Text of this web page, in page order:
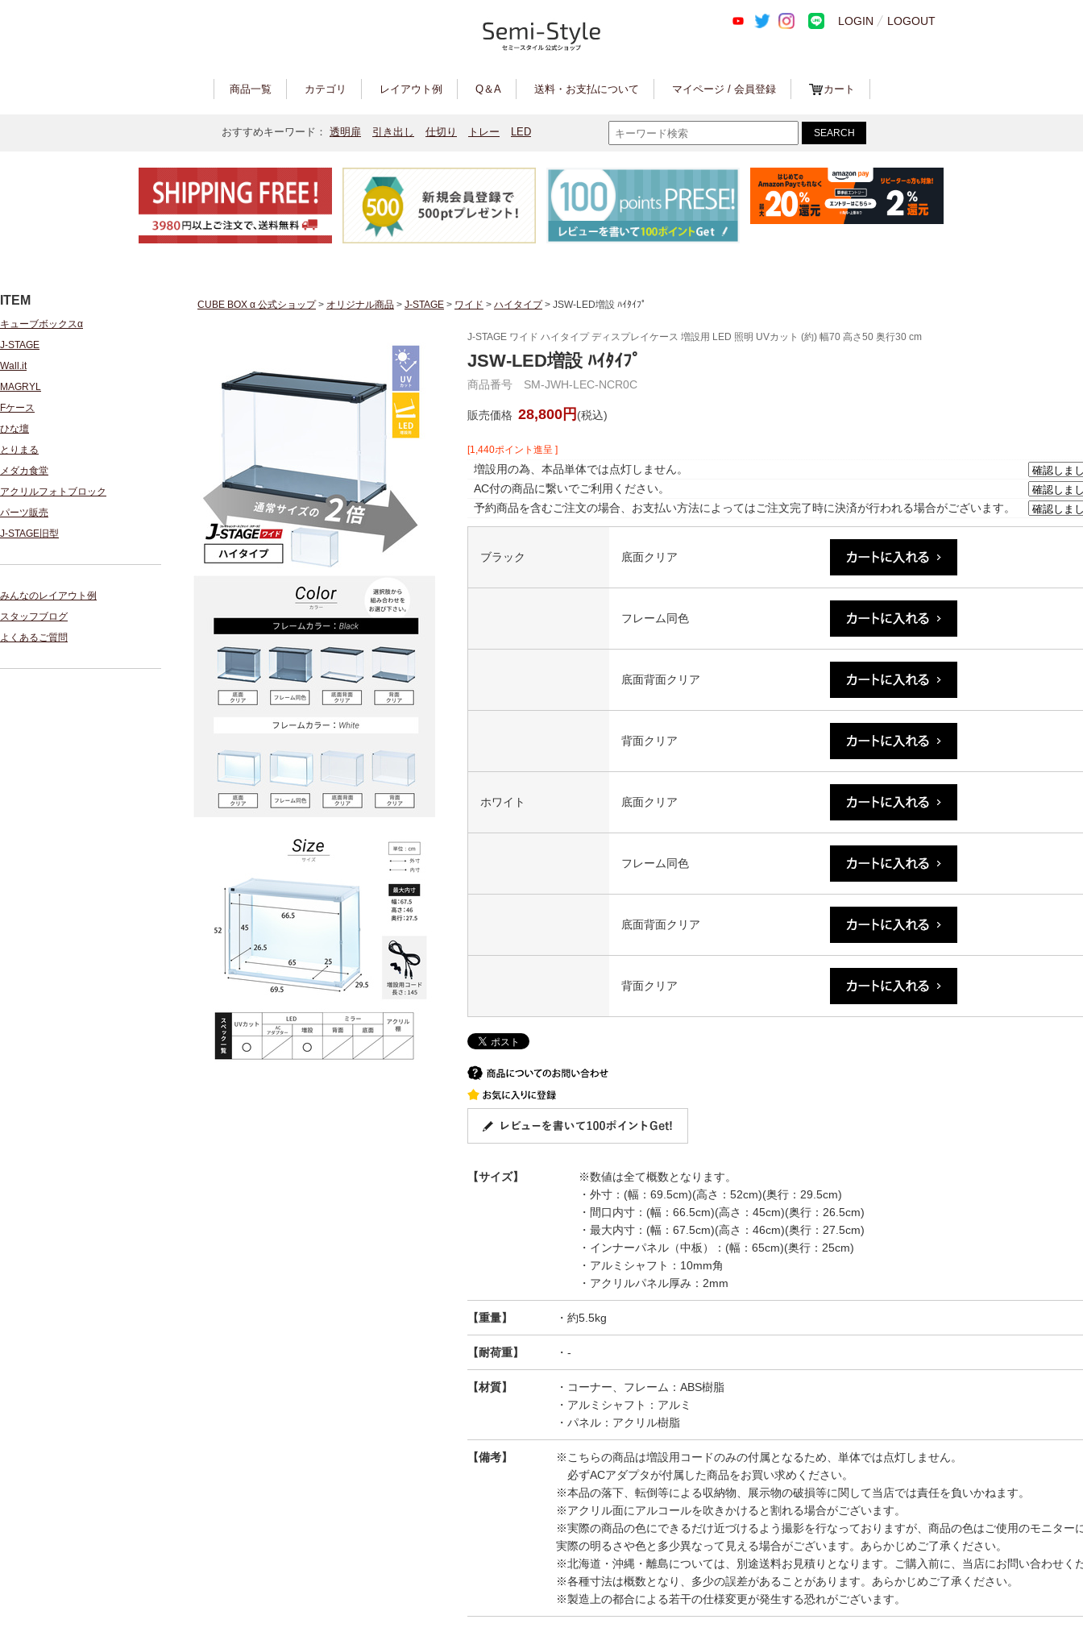
LOGIN LOGOUT
商品一覧 カテゴリ レイアウト例 Q＆A 送料・お支払について マイページ / 会員登録 カート
おすすめキーワード： 透明扉 引き出し 仕切り トレー LED
ITEM
キューブボックスα
J-STAGE
Wall.it
MAGRYL
Fケース
ひな壇
とりまる
メダカ食堂
アクリルフォトブロック
パーツ販売
J-STAGE旧型
みんなのレイアウト例
スタッフブログ
よくあるご質問
CUBE BOX α 公式ショップ> オリジナル商品 > J-STAGE > ワイド > ハイタイプ> JSW-LED増設 ﾊｲﾀｲﾌﾟ
J-STAGE ワイド ハイタイプ ディスプレイケース 増設用 LED 照明 UVカット (約) 幅70 高さ50 奥行30 cm
JSW-LED増設 ﾊｲﾀｲﾌﾟ
商品番号 SM-JWH-LEC-NCR0C
販売価格 28,800円 (税込)
[1,440ポイント進呈 ]
増設用の為、本品単体では点灯しません。
AC付の商品に繋いでご利用ください。
予約商品を含むご注文の場合、お支払い方法によってはご注文完了時に決済が行われる場合がございます。
ブラック 底面クリア
フレーム同色
底面背面クリア
背面クリア
ホワイト 底面クリア
フレーム同色
底面背面クリア
背面クリア
【サイズ】
※数値は全て概数となります。
・外寸：(幅：69.5cm)(高さ：52cm)(奥行：29.5cm)
・間口内寸：(幅：66.5cm)(高さ：45cm)(奥行：26.5cm)
・最大内寸：(幅：67.5cm)(高さ：46cm)(奥行：27.5cm)
・インナーパネル（中板）：(幅：65cm)(奥行：25cm)
・アルミシャフト：10mm角
・アクリルパネル厚み：2mm
【重量】 ・約5.5kg
【耐荷重】 ・-
【材質】
・コーナー、フレーム：ABS樹脂
・アルミシャフト：アルミ
・パネル：アクリル樹脂
【備考】
※こちらの商品は増設用コードのみの付属となるため、単体では点灯しません。
必ずACアダプタが付属した商品をお買い求めください。
※本品の落下、転倒等による収納物、展示物の破損等に関して当店では責任を負いかねます。
※アクリル面にアルコールを吹きかけると割れる場合がございます。
※実際の商品の色にできるだけ近づけるよう撮影を行なっておりますが、商品の色はご使用のモニター
実際の明るさや色と多少異なって見える場合がございます。あらかじめご了承ください。
※北海道・沖縄・離島については、別途送料お見積りとなります。ご購入前に、当店にお問い合わせく
※各種寸法は概数となり、多少の誤差があることがあります。あらかじめご了承ください。
※製造上の都合による若干の仕様変更が発生する恐れがございます。